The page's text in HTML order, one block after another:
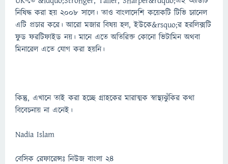
নিষিদ্ধ করা হয় ২০০৮ সালে। তাও বাংলাদেশি কয়েকটি টিভি চ্যানেল
এটি প্রচার করে। আরো মজার বিষয় হল, ইউকে&rsquo;র হরলিক্সটি
ফুড ফরটিফাইড নয়। মানে এতে অতিরিক্ত কোনো ভিটামিন অথবা
মিনারেল এতে যোগ করা হয়নি।
কিন্তু, এখানে তাই করা হচ্ছে গ্রাহকের মারাত্মক স্বাস্থ্যঝুঁকির কথা
বিবেচনায় না এনেই।
Nadia Islam
বেসিক রেফারেন্সঃ নিউজ বাংলা ২৪